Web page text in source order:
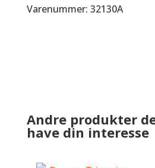
Varenummer: 32130A
Andre produkter
have din interesse